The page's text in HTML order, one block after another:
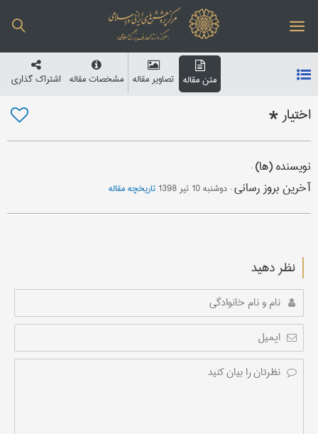
متن مقاله تصاویر مقاله مشخصات مقاله اشتراک گذاری
اختیار *
نویسنده (ها):
آخرین بروز رسانی: دوشنبه 10 تیر 1398 تاریخچه مقاله
نظر دهید